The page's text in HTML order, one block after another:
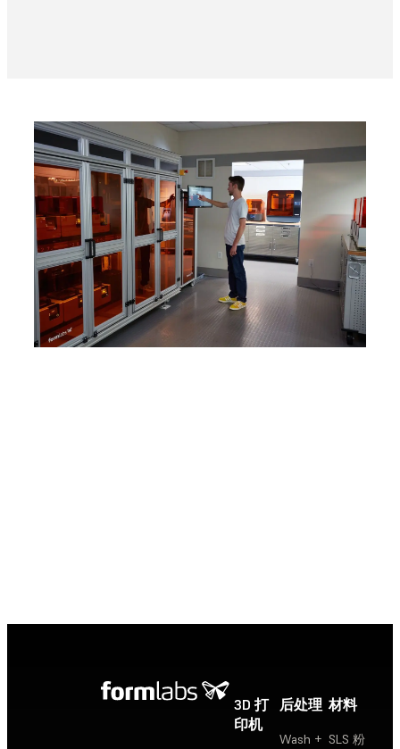
3D 打
印机
后处理
Wash +
材料
SLS 粉